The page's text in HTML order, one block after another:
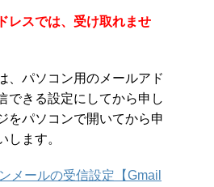
レスでは、受け取れませ
、パソコン用のメールアド
できる設定にしてから申し
をパソコンで開いてから申
します。
メールの受信設定【Gmail